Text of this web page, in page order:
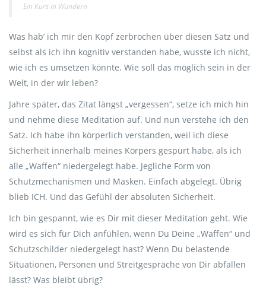
Ein Kurs in Wundern
Was hab’ ich mir den Kopf zerbrochen über diesen Satz und
selbst als ich ihn kognitiv verstanden habe, wusste ich nicht,
wie ich es umsetzen könnte. Wie soll das möglich sein in der
Welt, in der wir leben?
Jahre später, das Zitat längst „vergessen“, setze ich mich hin
und nehme diese Meditation auf. Und nun verstehe ich den
Satz. Ich habe ihn körperlich verstanden, weil ich diese
Sicherheit innerhalb meines Körpers gespürt habe, als ich
alle „Waffen“ niedergelegt habe. Jegliche Form von
Schutzmechanismen und Masken. Einfach abgelegt. Übrig
blieb ICH. Und das Gefühl der absoluten Sicherheit.
Ich bin gespannt, wie es Dir mit dieser Meditation geht. Wie
wird es sich für Dich anfühlen, wenn Du Deine „Waffen“ und
Schutzschilder niedergelegt hast? Wenn Du belastende
Situationen, Personen und Streitgespräche von Dir abfallen
lässt? Was bleibt übrig?